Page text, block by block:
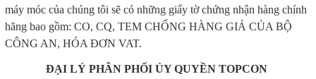
máy móc của chúng tôi sẽ có những giấy tờ chứng nhận hàng chính
hãng bao gồm: CO, CQ, TEM CHỐNG HÀNG GIẢ CỦA BỘ
CÔNG AN, HÓA ĐƠN VAT.
ĐẠI LÝ PHÂN PHỐI ỦY QUYỀN TOPCON